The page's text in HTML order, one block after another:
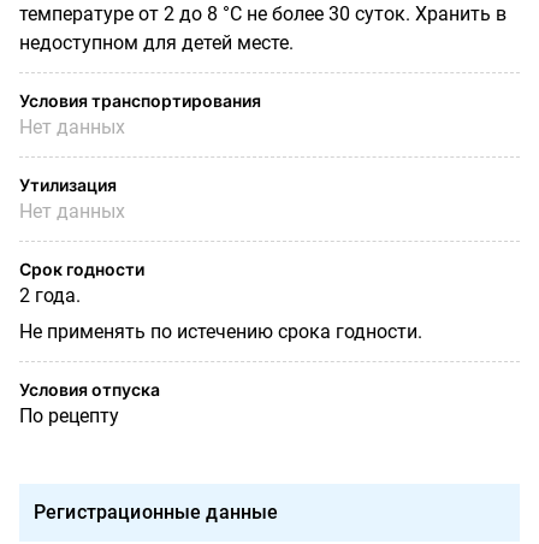
температуре от 2 до 8 °С не более 30 суток. Хранить в
недоступном для детей месте.
Условия транспортирования
Нет данных
Утилизация
Нет данных
Срок годности
2 года.
Не применять по истечению срока годности.
Условия отпуска
По рецепту
Регистрационные данные